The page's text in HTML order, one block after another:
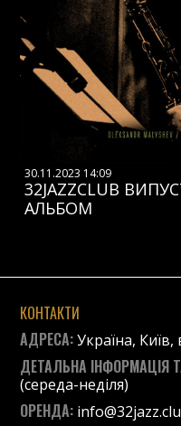
30.11.2023 14:09
32JAZZCLUB
АЛЬБОМ
КОНТАКТИ
АДРЕСА:Україна,
ДЕТАЛЬНА ІНФОРМАЦІЯ
(середа-неділя)
ОРЕНДА: